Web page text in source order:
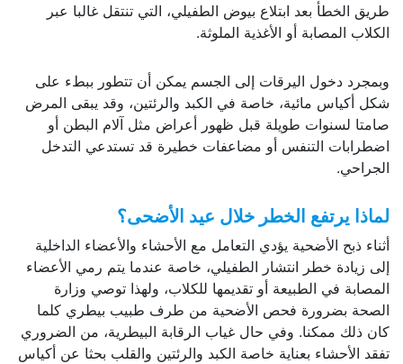
طريق الخطأ بعد ابتلاع بيوض الطفيلي، التي تنتقل غالبا عبر
الكلاب المصابة أو الأغذية الملوثة.
وبمجرد دخول اليرقات إلى الجسم يمكن أن تتطور ببطء على
شكل أكياس مائية، خاصة في الكبد والرئتين، وقد يبقى المرض
صامتا لسنوات طويلة قبل ظهور أعراض مثل آلام البطن أو
اضطرابات التنفس أو مضاعفات خطيرة قد تستدعي التدخل
الجراحي.
لماذا يرتفع الخطر خلال عيد الأضحى؟
أثناء ذبح الأضحية يؤدي التعامل مع الأحشاء والأعضاء الداخلية
إلى زيادة خطر انتشار الطفيلي، خاصة عندما يتم رمي الأعضاء
المصابة في الطبيعة أو تقديمها للكلاب، ولهذا توصي وزارة
الصحة بضرورة فحص الأضحية من طرف طبيب بيطري كلما
كان ذلك ممكنا. وفي حال غياب الرقابة البيطرية، من الضروري
تفقد الأحشاء بعناية خاصة الكبد والرئتين والقلب بحثا عن أكياس